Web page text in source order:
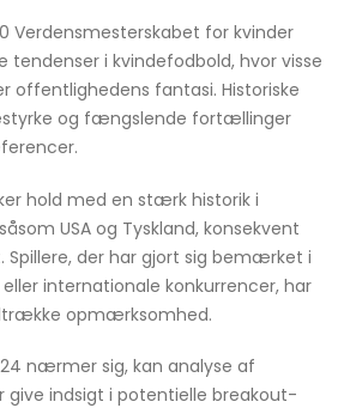
Verdensmesterskabet for kvinder
tendenser i kvindefodbold, hvor visse
offentlighedens fantasi. Historiske
og fængslende fortællinger
hold med en stærk historik i
USA og Tyskland, konsekvent
der har gjort sig bemærket i
internationale konkurrencer, har
opmærksomhed.
nærmer sig, kan analyse af
indsigt i potentielle breakout-